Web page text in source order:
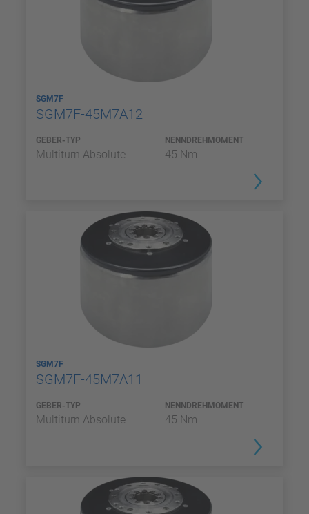
SGM7F
SGM7F-45M7A12
GEBER-TYP
Multiturn Absolute
NENNDREHMOMENT
45 Nm
SGM7F
SGM7F-45M7A11
GEBER-TYP
Multiturn Absolute
NENNDREHMOMENT
45 Nm